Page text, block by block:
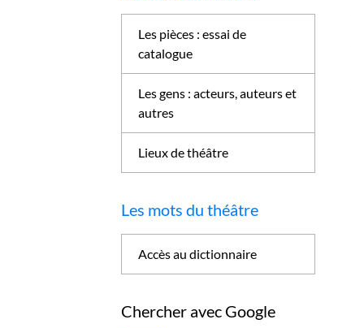
Les pièces : essai de
catalogue
Les gens : acteurs, auteurs et
autres
Lieux de théâtre
Les mots du théâtre
Accès au dictionnaire
Chercher avec Google